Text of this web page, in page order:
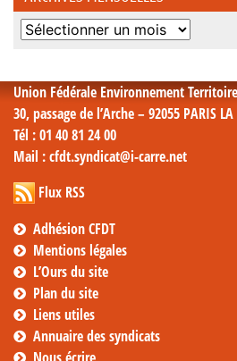
Archives
Union Fédérale Environnement
30, passage de l’Arche – 92055 PARIS LA
Tél : 01 40 81 24 00
Mail : cfdt.syndicat@i-carre.net
Flux RSS
Adhésion CFDT
Mentions légales
L’Ours du site
Plan du site
Liens utiles
Annuaire des syndicats